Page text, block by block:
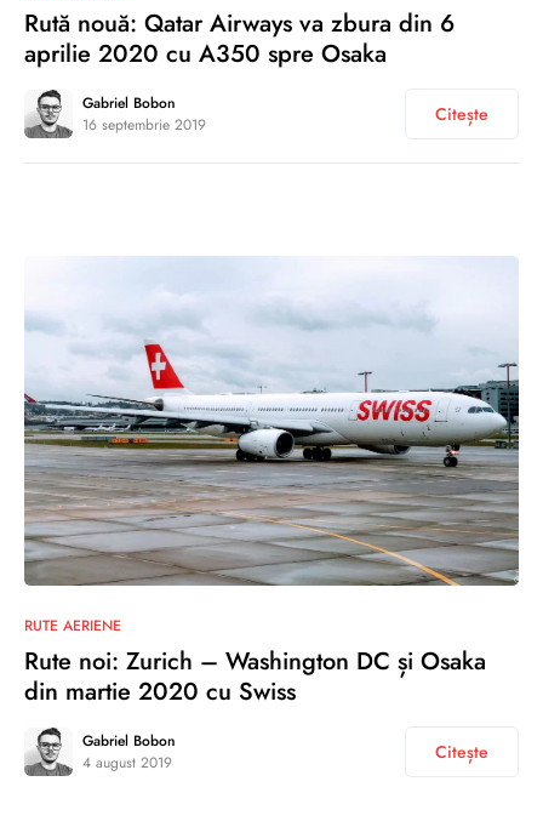
Rută nouă: Qatar Airways va zbura din 6
aprilie 2020 cu A350 spre Osaka
Gabriel Bobon
16 septembrie 2019
Citește
RUTE AERIENE
Rute noi: Zurich – Washington DC și Osaka
din martie 2020 cu Swiss
Gabriel Bobon
4 august 2019
Citește